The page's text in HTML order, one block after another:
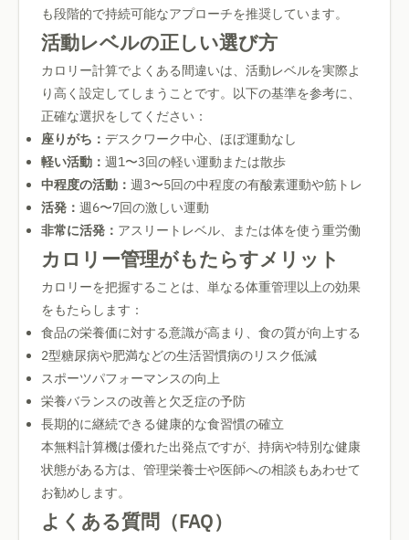
も段階的で持続可能なアプローチを推奨しています。
活動レベルの正しい選び方
カロリー計算でよくある間違いは、活動レベルを実際よ
り高く設定してしまうことです。以下の基準を参考に、
正確な選択をしてください：
座りがち： デスクワーク中心、ほぼ運動なし
軽い活動： 週1〜3回の軽い運動または散歩
中程度の活動： 週3〜5回の中程度の有酸素運動や筋トレ
活発： 週6〜7回の激しい運動
非常に活発： アスリートレベル、または体を使う重労働
カロリー管理がもたらすメリット
カロリーを把握することは、単なる体重管理以上の効果
をもたらします：
食品の栄養価に対する意識が高まり、食の質が向上する
2型糖尿病や肥満などの生活習慣病のリスク低減
スポーツパフォーマンスの向上
栄養バランスの改善と欠乏症の予防
長期的に継続できる健康的な食習慣の確立
本無料計算機は優れた出発点ですが、持病や特別な健康
状態がある方は、管理栄養士や医師への相談もあわせて
お勧めします。
よくある質問（FAQ）